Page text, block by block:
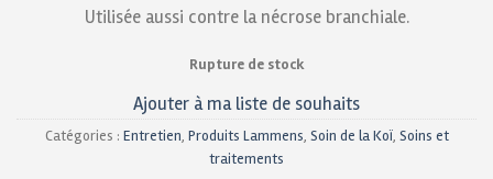
Utilisée aussi contre la nécrose branchiale.
Rupture de stock
Ajouter à ma liste de souhaits
Catégories : Entretien, Produits Lammens, Soin de la Koï, Soins et
traitements